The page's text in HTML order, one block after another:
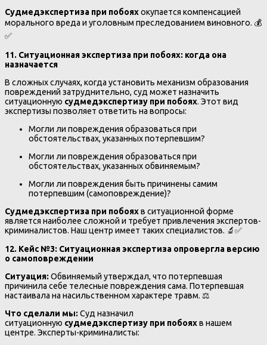
Судмедэкспертиза при побояхокупается компенсацией
морального вреда и уголовным преследованием виновного. 💰
✅
11. Ситуационная экспертиза при побоях: когда она
назначается
В сложных случаях, когда установить механизм образования
повреждений затруднительно, суд может назначить
ситуационную судмедэкспертизу при побоях. Этот вид
экспертизы позволяет ответить на вопросы:
Могли ли повреждения образоваться при
обстоятельствах, указанных потерпевшим?
Могли ли повреждения образоваться при
обстоятельствах, указанных обвиняемым?
Могли ли повреждения быть причинены самим
потерпевшим (самоповреждение)?
Судмедэкспертиза при побояхв ситуационной форме
является наиболее сложной и требует привлечения экспертов-
криминалистов. Наш центр имеет таких специалистов. 🔬✅
12. Кейс №3: Ситуационная экспертиза опровергла версию
о самоповреждении
Ситуация:Обвиняемый утверждал, что потерпевшая
причинила себе телесные повреждения сама. Потерпевшая
настаивала на насильственном характере травм. ⚖️
Что сделали мы:Суд назначил
ситуационную судмедэкспертизу при побояхв нашем
центре. Эксперты-криминалисты: